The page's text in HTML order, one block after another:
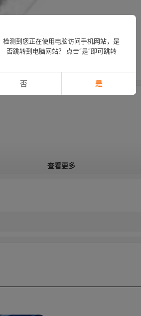
查看更多
检测到您正在使用电脑访问手机网站，是
否跳转到电脑网站？ 点击“是”即可跳转
否 是